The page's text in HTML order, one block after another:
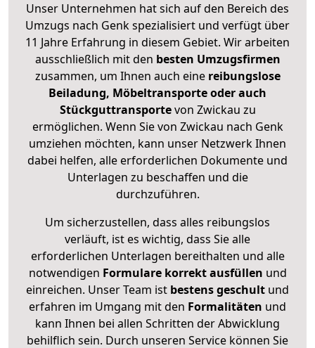
Unser Unternehmen hat sich auf den Bereich des
Umzugs nach Genk spezialisiert und verfügt über
11 Jahre Erfahrung in diesem Gebiet. Wir arbeiten
ausschließlich mit den besten Umzugsfirmen
zusammen, um Ihnen auch eine reibungslose
Beiladung, Möbeltransporte oder auch
Stückguttransportevon Zwickau zu
ermöglichen. Wenn Sie von Zwickau nach Genk
umziehen möchten, kann unser Netzwerk Ihnen
dabei helfen, alle erforderlichen Dokumente und
Unterlagen zu beschaffen und die
durchzuführen.
Um sicherzustellen, dass alles reibungslos
verläuft, ist es wichtig, dass Sie alle
erforderlichen Unterlagen bereithalten und alle
notwendigen Formulare korrekt ausfüllen und
einreichen. Unser Team ist bestens geschult und
erfahren im Umgang mit den Formalitäten und
kann Ihnen bei allen Schritten der Abwicklung
behilflich sein. Durch unseren Service können Sie